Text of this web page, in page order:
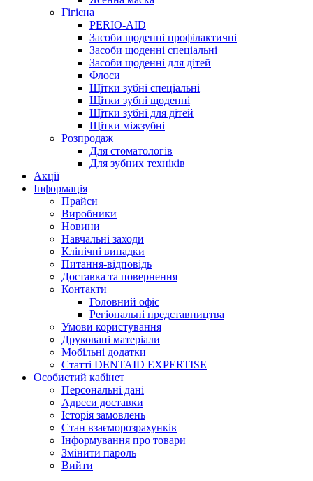
Гігієна
PERIO-AID
Засоби щоденні профілактичні
Засоби щоденні спеціальні
Засоби щоденні для дітей
Флоси
Щітки зубні спеціальні
Щітки зубні щоденні
Щітки зубні для дітей
Щітки міжзубні
Розпродаж
Для стоматологів
Для зубних техніків
Акції
Інформація
Прайси
Виробники
Новини
Навчальні заходи
Клінічні випадки
Питання-відповідь
Доставка та повернення
Контакти
Головний офіс
Регіональні представництва
Умови користування
Друковані матеріали
Мобільні додатки
Статті DENTAID EXPERTISE
Особистий кабінет
Персональні дані
Адреси доставки
Історія замовлень
Стан взаєморозрахунків
Інформування про товари
Змінити пароль
Вийти